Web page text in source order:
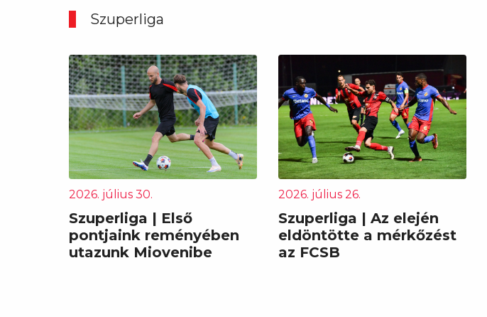
Szuperliga
2026. július 30.
Szuperliga | Első
pontjaink reményében
utazunk Miovenibe
2026. július 26.
Szuperliga | Az elején
eldöntötte a mérkőzést
az FCSB